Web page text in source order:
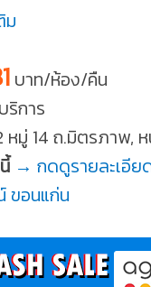
ม
บาท/ห้อง/คืน
การ
หมู่ 14 ถ.มิตรภาพ,
→ กดดูรายละเอีย
ขอนแก่น